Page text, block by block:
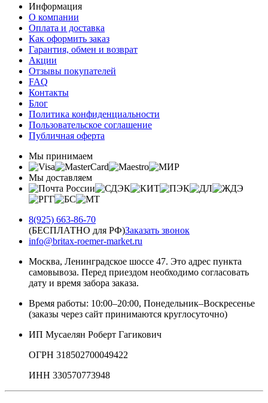
Информация
О компании
Оплата и доставка
Как оформить заказ
Гарантия, обмен и возврат
Акции
Отзывы покупателей
FAQ
Контакты
Блог
Политика конфиденциальности
Пользовательское соглашение
Публичная оферта
Мы принимаем
Мы доставляем
8(925) 663-86-70
(БЕСПЛАТНО для РФ)Заказать звонок
info@britax-roemer-market.ru
Москва, Ленинградское шоссе 47. Это адрес пункта
самовывоза. Перед приездом необходимо согласовать
дату и время забора заказа.
Время работы: 10:00–20:00, Понедельник–Воскресенье
(заказы через сайт принимаются круглосуточно)
ИП Мусаелян Роберт Гагикович
ОГРН 318502700049422
ИНН 330570773948